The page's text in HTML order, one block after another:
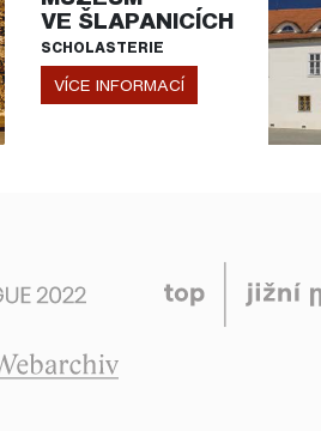
VE ŠLAPANICÍCH
SCHOLASTERIE
VÍCE INFORMACÍ